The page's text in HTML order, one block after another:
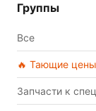
Группы
Все
🔥 Тающие цены
Запчасти к